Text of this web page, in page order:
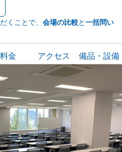
くことで、 会場の比較と一括問い
料金 アクセス 備品・設備